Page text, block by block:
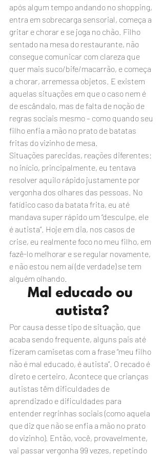
após algum tempo andando no shopping,
entra em sobrecarga sensorial, começa a
gritar e chorar e se joga no chão. Filho
sentado na mesa do restaurante, não
consegue comunicar com clareza que
quer mais suco/bife/macarrão, e começa
a chorar, arremessa objetos. E existem
aquelas situações em que o caso nem é
de escândalo, mas de falta de noção de
regras sociais mesmo – como quando seu
filho enfia a mão no prato de batatas
fritas do vizinho de mesa.
Situações parecidas, reações diferentes:
no início, principalmente, eu tentava
resolver aquilo rápido justamente por
vergonha dos olhares das pessoas. No
fatídico caso da batata frita, eu até
mandava super rápido um “desculpe, ele
é autista”. Hoje em dia, nos casos de
crise, eu realmente foco no meu filho, em
fazê-lo melhorar e se regular novamente,
e não estou nem aí (de verdade) se tem
alguém olhando.
Mal educado ou
autista?
Por causa desse tipo de situação, que
acaba sendo frequente, alguns pais até
fizeram camisetas com a frase “meu filho
não é mal educado, é autista”. O recado é
direto e certeiro. Acontece que crianças
autistas têm dificuldades de
aprendizado e dificuldades para
entender regrinhas sociais (como aquela
que diz que não se enfia a mão no prato
do vizinho). Então, você, provavelmente,
vai passar vergonha 99 vezes, repetindo